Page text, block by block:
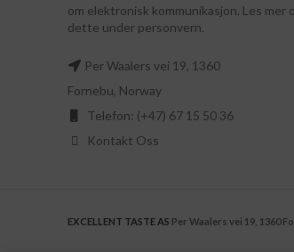
om elektronisk kommunikasjon. Les mer
dette under personvern.
Per Waalers vei 19, 1360
Fornebu, Norway
Telefon: (+47) 67 15 50 36
Kontakt Oss
EXCELLENT TASTE AS Per Waalers vei 19, 1360